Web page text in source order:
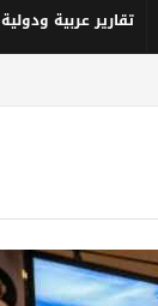
تقارير عربية ودولية